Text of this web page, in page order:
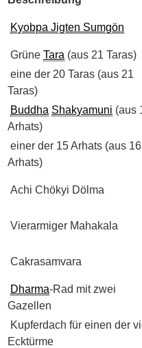
Kyobpa Jigten Sumgön
Grüne Tara (aus 21 Taras)
eine der 20 Taras (aus 21
Taras)
Buddha Shakyamuni (aus
Arhats)
einer der 15 Arhats (aus 16
Arhats)
Achi Chökyi Dölma
Vierarmiger Mahakala
Cakrasamvara
Dharma-Rad mit zwei
Gazellen
Kupferdach für einen der
Ecktürme